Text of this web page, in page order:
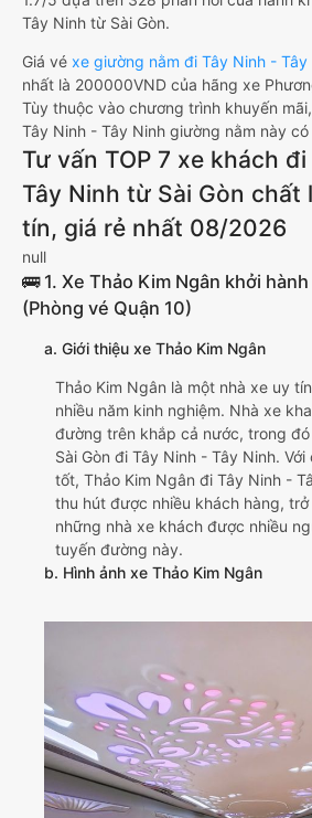
Tây Ninh từ Sài Gòn.
Giá vé xe giường nằm đi Tây Ninh - Tây
nhất là 200000VND của hãng xe
Tùy thuộc vào chương trình khuyến
Tây Ninh - Tây Ninh giường nằm này
Tư vấn TOP 7 xe khách
Tây Ninh từ Sài Gòn chất
tín, giá rẻ nhất 08/2026
null
🚌 1. Xe Thảo Kim Ngân khởi
(Phòng vé Quận 10)
a. Giới thiệu xe Thảo Kim Ngân
Thảo Kim Ngân là một nhà xe uy
nhiều năm kinh nghiệm. Nhà xe
đường trên khắp cả nước, trong
Sài Gòn đi Tây Ninh - Tây Ninh.
tốt, Thảo Kim Ngân đi Tây Ninh -
thu hút được nhiều khách hàng,
những nhà xe khách được nhiều
tuyến đường này.
b. Hình ảnh xe Thảo Kim Ngân